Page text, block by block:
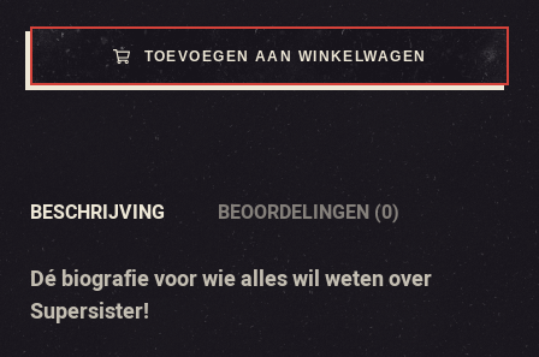
TOEVOEGEN AAN WINKELWAGEN
BESCHRIJVING BEOORDELINGEN (0)
Dé biografie voor wie alles wil weten over
Supersister!